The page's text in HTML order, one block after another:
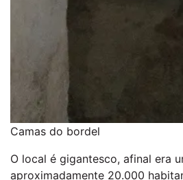
Camas do bordel
O local é gigantesco, afinal era
aproximadamente 20.000